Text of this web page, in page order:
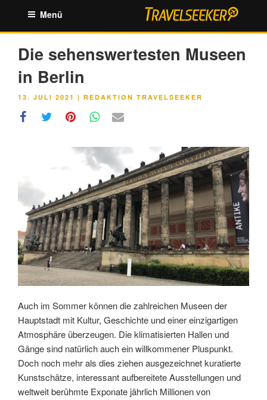
springen
Menü
Die sehenswertesten Museen
in Berlin
VERÖFFENTLICHT
13. JULI 2021 | REDAKTION TRAVELSEEKER
Auch im Sommer können die zahlreichen Museen der
Hauptstadt mit Kultur, Geschichte und einer einzigartigen
Atmosphäre überzeugen. Die klimatisierten Hallen und
Gänge sind natürlich auch ein willkommener Pluspunkt.
Doch noch mehr als dies ziehen ausgezeichnet kuratierte
Kunstschätze, interessant aufbereitete Ausstellungen und
weltweit berühmte Exponate jährlich Millionen von